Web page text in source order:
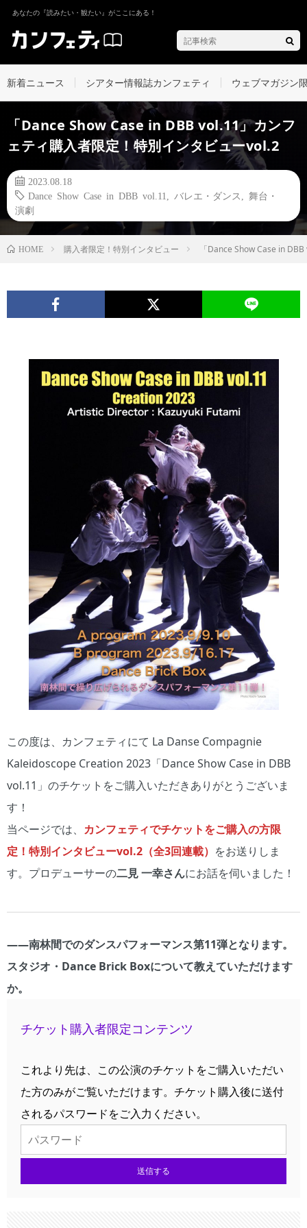
あなたの『読みたい・観たい』がここにある！
新着ニュース シアター情報誌カンフェティ ウェブマガジン
「Dance Show Case in DBB vol.11」カンフ
ェティ購入者限定！特別インタビューvol.2
2023.08.18
Dance Show Case in DBB vol.11
バレエ・ダンス
舞台・
演劇
HOME 購入者限定！特別インタビュー 「Dance Show Case in
この度は、カンフェティにて La Danse Compagnie
Kaleidoscope Creation 2023「Dance Show Case in DBB
vol.11」のチケットをご購入いただきありがとうございま
す！
当ページでは、 カンフェティでチケットをご購入の方限
定！特別インタビューvol.2（全3回連載） をお送りしま
す。プロデューサーの二見 一幸さんにお話を伺いました！
――南林間でのダンスパフォーマンス第11弾となります。
スタジオ・Dance Brick Boxについて教えていただけます
か。
チケット購入者限定コンテンツ
これより先は、この公演のチケットをご購入いただい
た方のみがご覧いただけます。チケット購入後に送付
されるパスワードをご入力ください。
送信する